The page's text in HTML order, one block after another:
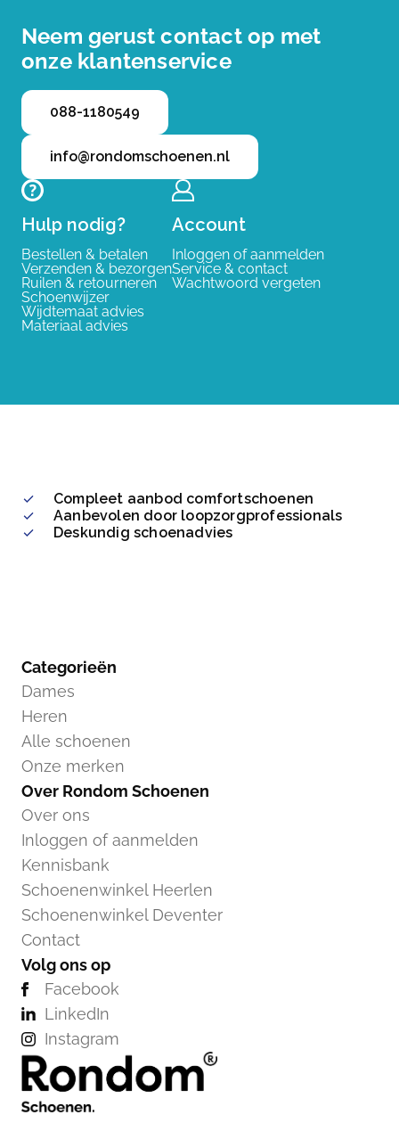
Neem gerust contact op met
onze klantenservice
088-1180549
info@rondomschoenen.nl
Hulp nodig?
Bestellen & betalen
Verzenden & bezorgen
Ruilen & retourneren
Schoenwijzer
Wijdtemaat advies
Materiaal advies
Account
Inloggen of aanmelden
Service & contact
Wachtwoord vergeten
Compleet aanbod comfortschoenen
Aanbevolen door loopzorgprofessionals
Deskundig schoenadvies
Categorieën
Dames
Heren
Alle schoenen
Onze merken
Over Rondom Schoenen
Over ons
Inloggen of aanmelden
Kennisbank
Schoenenwinkel Heerlen
Schoenenwinkel Deventer
Contact
Volg ons op
Facebook
LinkedIn
Instagram